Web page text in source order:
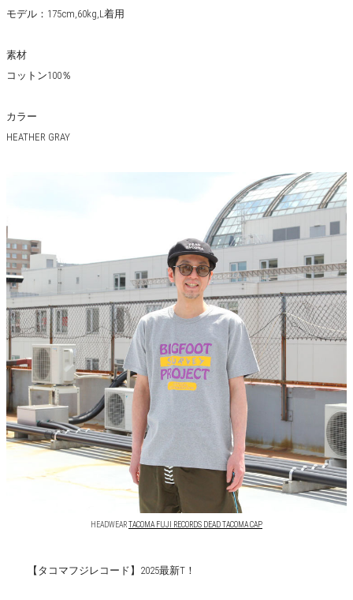
モデル：175cm,60kg,L着用
素材
コットン100％
カラー
HEATHER GRAY
HEADWEARTACOMA FUJI RECORDS DEAD TACOMA CAP
【タコマフジレコード】2025最新T！